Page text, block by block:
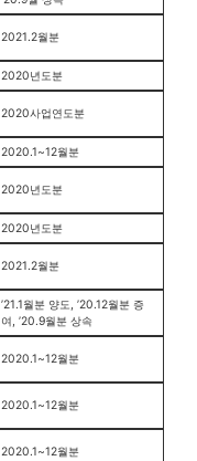
2021.2월분
2020년도분
2020사업연도분
2020.1~12월분
2020년도분
2020년도분
2021.2월분
’21.1월분 양도, ’20.12월분 증
여, ’20.9월분 상속
2020.1~12월분
2020.1~12월분
2020.1~12월분